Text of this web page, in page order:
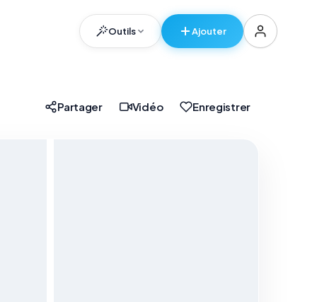
Outils Ajouter
Partager Vidéo Enregistrer